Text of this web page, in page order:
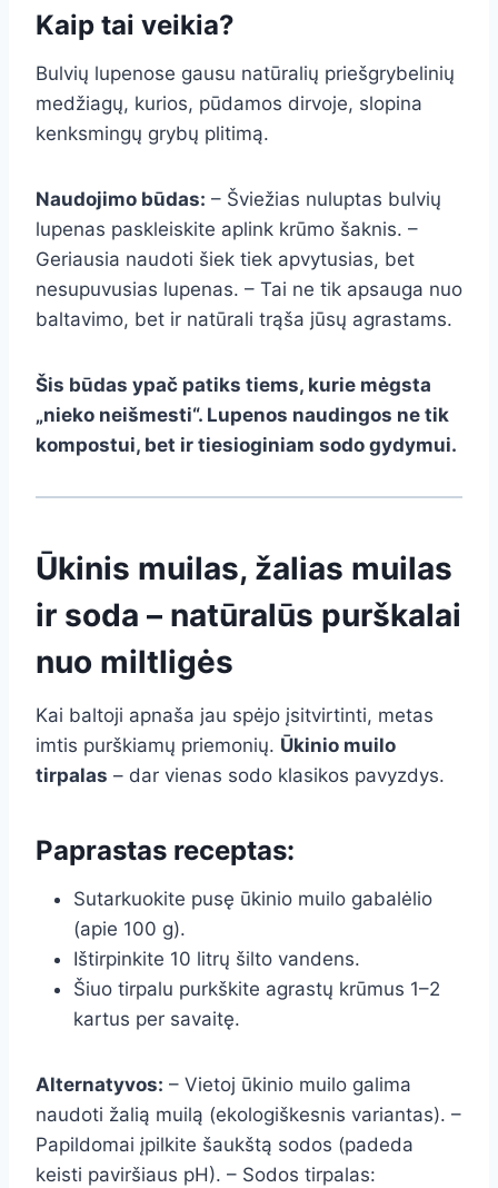
Kaip tai veikia?
Bulvių lupenose gausu natūralių priešgrybelinių
medžiagų, kurios, pūdamos dirvoje, slopina
kenksmingų grybų plitimą.
Naudojimo būdas: – Šviežias nuluptas bulvių
lupenas paskleiskite aplink krūmo šaknis. –
Geriausia naudoti šiek tiek apvytusias, bet
nesupuvusias lupenas. – Tai ne tik apsauga nuo
baltavimo, bet ir natūrali trąša jūsų agrastams.
Šis būdas ypač patiks tiems, kurie mėgsta
„nieko neišmesti“. Lupenos naudingos ne tik
kompostui, bet ir tiesioginiam sodo gydymui.
Ūkinis muilas, žalias muilas
ir soda – natūralūs purškalai
nuo miltligės
Kai baltoji apnaša jau spėjo įsitvirtinti, metas
imtis purškiamų priemonių. Ūkinio muilo
tirpalas – dar vienas sodo klasikos pavyzdys.
Paprastas receptas:
Sutarkuokite pusę ūkinio muilo gabalėlio
(apie 100 g).
Ištirpinkite 10 litrų šilto vandens.
Šiuo tirpalu purkškite agrastų krūmus 1–2
kartus per savaitę.
Alternatyvos: – Vietoj ūkinio muilo galima
naudoti žalią muilą (ekologiškesnis variantas). –
Papildomai įpilkite šaukštą sodos (padeda
keisti paviršiaus pH). – Sodos tirpalas: